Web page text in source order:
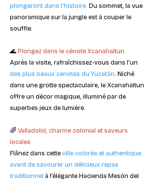
plongeront dans l’histoire. Du sommet, la vue
panoramique sur la jungle est à couper le
souffle.
🌊Plongez dans le cénote Xcanahaltun
Après la visite, rafraîchissez-vous dans l’un
des plus beaux cenotes du Yucatán. Niché
dans une grotte spectaculaire, le Xcanahaltun
offre un décor magique, illuminé par de
superbes jeux de lumière.
🌈Valladolid, charme colonial et saveurs
locales
Flânez dans cetteville colorée et authentique
avant de savourer un délicieux repas
traditionnel à l’élégante Hacienda Mesón del